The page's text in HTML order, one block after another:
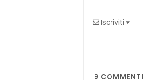
Iscriviti
9 COMMENTI